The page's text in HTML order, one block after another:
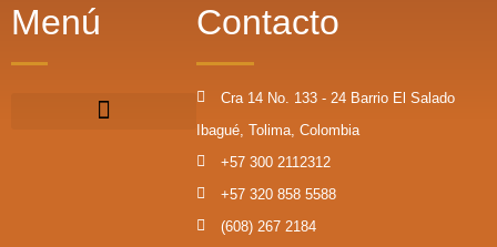
Menú Contacto
Cra 14 No. 133 - 24 Barrio El Salado
Ibagué, Tolima, Colombia
+57 300 2112312
+57 320 858 5588
(608) 267 2184